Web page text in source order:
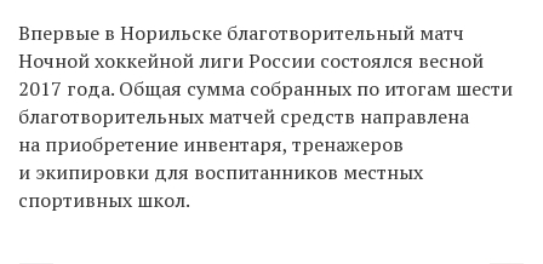
Впервые в Норильске благотворительный матч
Ночной хоккейной лиги России состоялся весной
2017 года. Общая сумма собранных по итогам шести
благотворительных матчей средств направлена
на приобретение инвентаря, тренажеров
и экипировки для воспитанников местных
спортивных школ.